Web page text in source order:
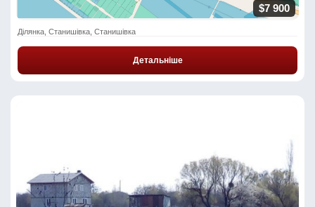
$7 900
Ділянка, Станишівка, Станишівка
Детальніше